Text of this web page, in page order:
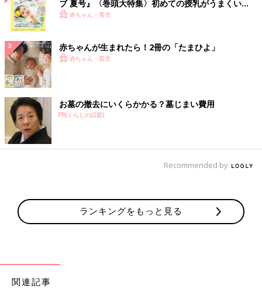
ブ 夏号』〈巻頭大特集〉初めての授乳がうまくい
く！ おっぱい・ミルクの基本と夏のトラブル 解決テ
赤ちゃん・育児
赤ちゃんが生まれたら！2冊の「たまひよ」
赤ちゃん・育児
お墓の撤去にいくらかかる？墓じまい費用
PR(くらしの話題)
Recommended by
ランキングをもっと見る
関連記事